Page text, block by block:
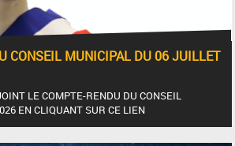
CONSEIL MUNICIPAL DU 06 JUILLET
LE COMPTE-RENDU DU CONSEIL
EN CLIQUANT SUR CE LIEN